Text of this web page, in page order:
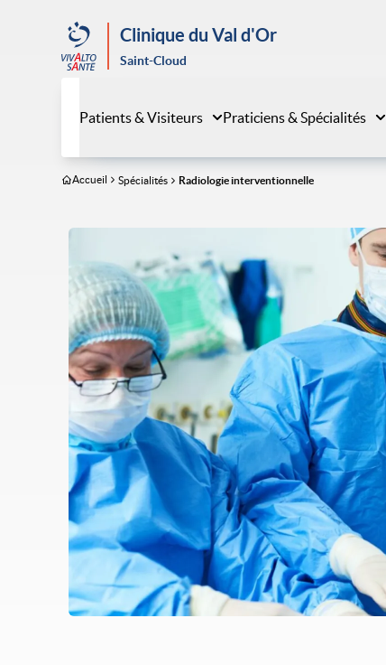
Clinique du Val d'Or
Saint-Cloud
Patients & Visiteurs Praticiens & Spécialités
Accueil Spécialités Radiologie interventionnelle